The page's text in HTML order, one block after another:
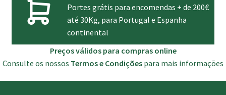
Portes grátis para encomendas + de 200€
até 30Kg, para Portugal e Espanha
continental
Preços válidos para compras online
Consulte os nossos Termos e Condições para mais informações